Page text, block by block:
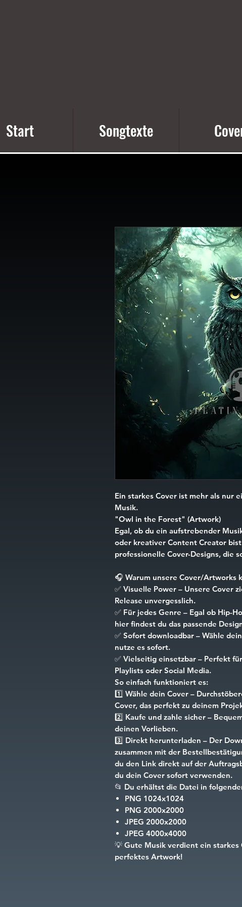
Start Songtexte
Ein starkes Cover ist mehr als nur
Musik.
"Owl in the Forest" (Artwork)
Egal, ob du ein aufstrebender
oder kreativer Content Creator
professionelle Cover-Designs, die
🎧 Warum unsere Cover/Artworks
✅ Visuelle Power – Unsere Cover
Release unvergesslich.
✅ Für jedes Genre – Egal ob Hip-
hier findest du das passende
✅ Sofort downloadbar – Wähle
nutze es sofort.
✅ Vielseitig einsetzbar – Perfekt
Playlists oder Social Media.
So einfach funktioniert es:
1️⃣ Wähle dein Cover –
Cover, das perfekt zu deinem
2️⃣ Kaufe und zahle sicher –
deinen Vorlieben.
3️⃣ Direkt herunterladen – Der
zusammen mit der
du den Link direkt auf der
du dein Cover sofort verwenden.
📂 Du erhältst die Datei in
PNG 1024x1024
PNG 2000x2000
JPEG 2000x2000
JPEG 4000x4000
💡 Gute Musik verdient ein starkes
perfektes Artwork!